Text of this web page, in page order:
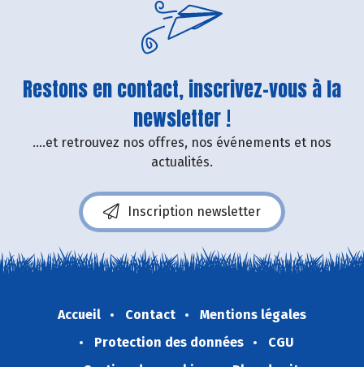
Restons en contact, inscrivez-vous à la
newsletter !
....et retrouvez nos offres, nos événements et nos
actualités.
Inscription newsletter
Accueil Contact
Mentions légales
Protection des données
CGU